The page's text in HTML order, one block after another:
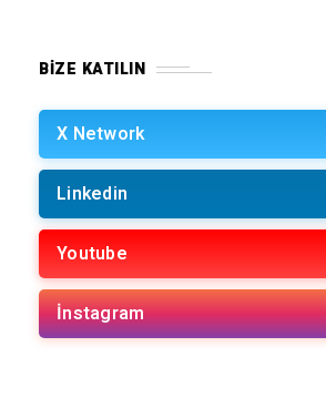
BIZE KATILIN
X Network
Linkedin
Youtube
İnstagram